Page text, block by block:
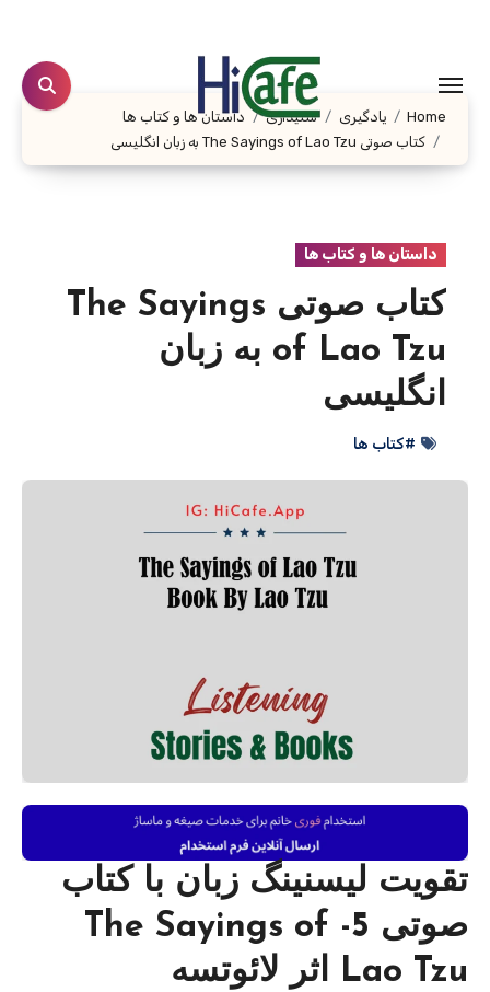
content
Home یادگیری شنیداری
داستان ها و کتاب ها
کتاب صوتی The Sayings of Lao Tzu به زبان انگلیسی
داستان ها و کتاب ها
کتاب صوتی The Sayings
of Lao Tzu به زبان
انگلیسی
#کتاب ها
تقویت لیسنینگ زبان با کتاب
صوتی 5- The Sayings of
Lao Tzu اثر لائوتسه